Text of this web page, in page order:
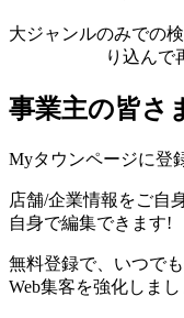
大ジャンルのみでの
り込んで
事業主の皆さ
Myタウンページに登
店舗/企業情報をご自
自身で編集できます!
無料登録で、いつで
Web集客を強化しまし